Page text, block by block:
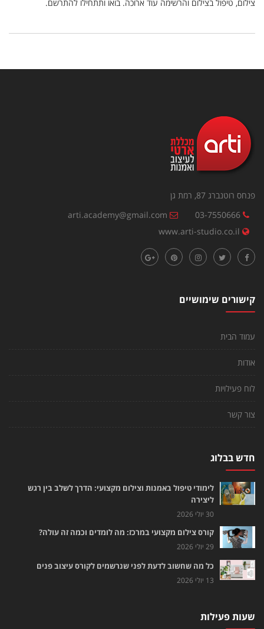
צילום, טיפול בצילום והרשימה עוד ארוכה. בואו ותתחילו להתרשם.
פנחס רוטנברג 87, רמת גן
03-7550666
arti.academy@gmail.com
www.arti-studio.co.il
קישורים שימושיים
עמוד הבית
אודות
לוח פעילויות
צור קשר
חדש בבלוג
לימודי טיפול באמנות וצילום מקצועי: הדרך לשלב בין רגש
ליצירה
30 יולי 2026
קורס צילום מקצועי במרכז: מה לומדים וכמה זה עולה?
29 יולי 2026
כל מה שחשוב לדעת לפני שנרשמים לקורס עיצוב פנים
13 יולי 2026
שעות פעילות